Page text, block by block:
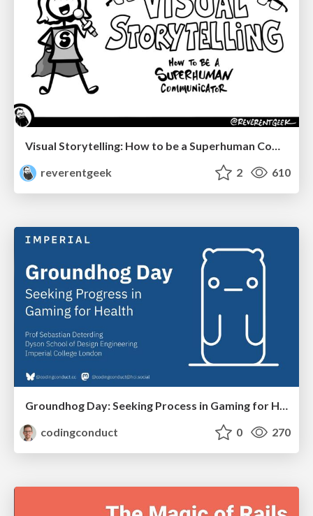
reverentgeek
2 610
Groundhog Day: Seeking Process in Gaming for Health
codingconduct
0 270